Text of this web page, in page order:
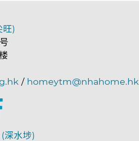
)
/ homeytm@nhahome.hk
水埗)